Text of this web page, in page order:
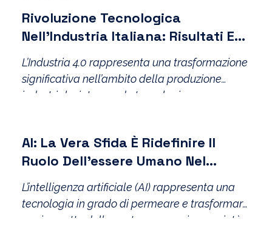
Rivoluzione Tecnologica
Nell’Industria Italiana: Risultati E
Prospettive Della Smart
Manufacturing Survey 2024
L’Industria 4.0 rappresenta una trasformazione
significativa nell’ambito della produzione
industriale, integrando tecnologie
AI: La Vera Sfida È Ridefinire Il
Ruolo Dell’essere Umano Nel
Processo
L’intelligenza artificiale (AI) rappresenta una
tecnologia in grado di permeare e trasformare
ogni aspetto della nostra economia e società.